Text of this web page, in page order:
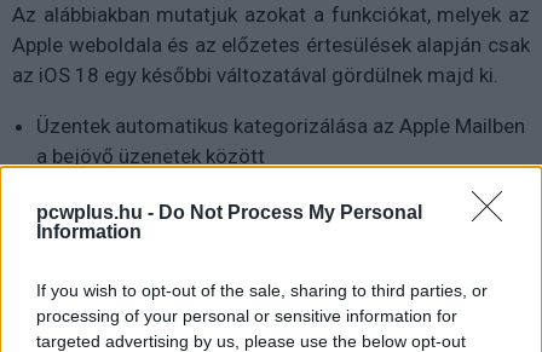
pcwplus.hu - Do Not Process My Personal
Information
If you wish to opt-out of the sale, sharing to third parties, or
processing of your personal or sensitive information for
targeted advertising by us, please use the below opt-out
Az alábbiakban mutatjuk azokat a funkciókat, melyek az
Apple weboldala és az előzetes értesülések alapján csak
az iOS 18 egy későbbi változatával gördülnek majd ki.
Üzentek automatikus kategorizálása az Apple Mailben
a bejövő üzenetek között
Néhány Apple Intelligence-hez köthető funkció (köztük
az Apple Intelligence-el megtámogatott Siri, és annak
Robotporszívó támogatás az Otthon (Home)
alkalmazásban